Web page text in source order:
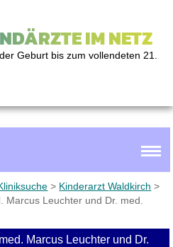
IM NETZ
Geburt bis zum vollendeten 21.
> Kinderarzt Waldkirch >
Marcus Leuchter und Dr. med.
Marcus Leuchter und Dr.